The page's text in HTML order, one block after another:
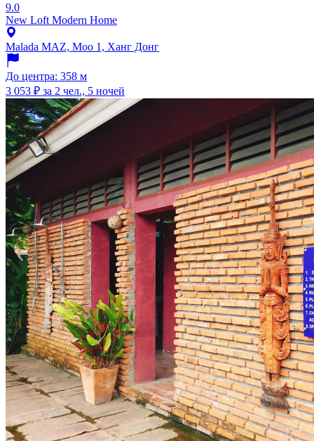
9.0
New Loft Modern Home
Malada MAZ, Moo 1, Ханг Донг
До центра: 358 м
3 053 ₽ за 2 чел., 5 ночей